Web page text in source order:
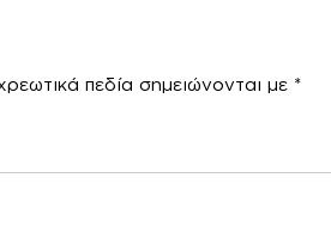
πεδία σημειώνονται με *